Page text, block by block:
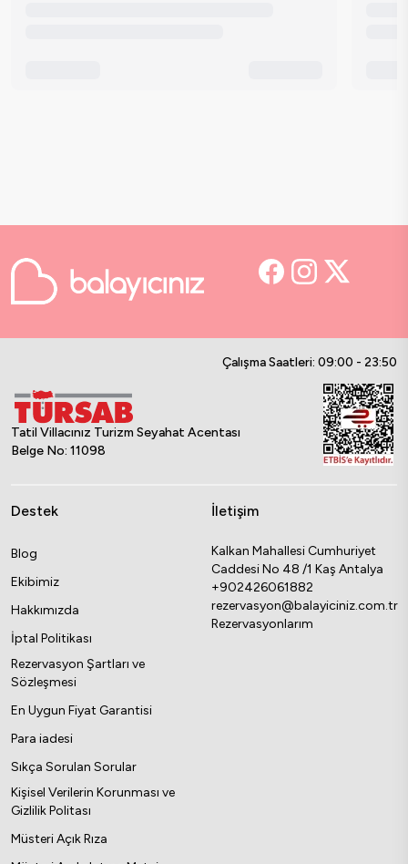
Çalışma Saatleri: 09:00 - 23:50
Tatil Villacınız Turizm Seyahat Acentası
Belge No: 11098
Destek
Blog
Ekibimiz
Hakkımızda
İptal Politikası
Rezervasyon Şartları ve
Sözleşmesi
En Uygun Fiyat Garantisi
Para iadesi
Sıkça Sorulan Sorular
Kişisel Verilerin Korunması ve
Gizlilik Politası
Müsteri Açık Rıza
İletişim
Kalkan Mahallesi Cumhuriyet
Caddesi No 48 /1 Kaş Antalya
+902426061882
rezervasyon@balayiciniz.com.tr
Rezervasyonlarım